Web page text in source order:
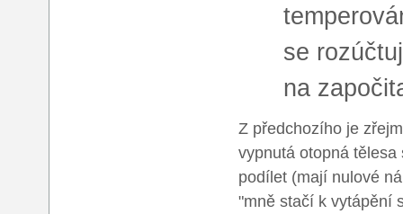
se
na
Z předchozího je
vypnutá otopná
podílet (mají nulové
"mně stačí k vytápění